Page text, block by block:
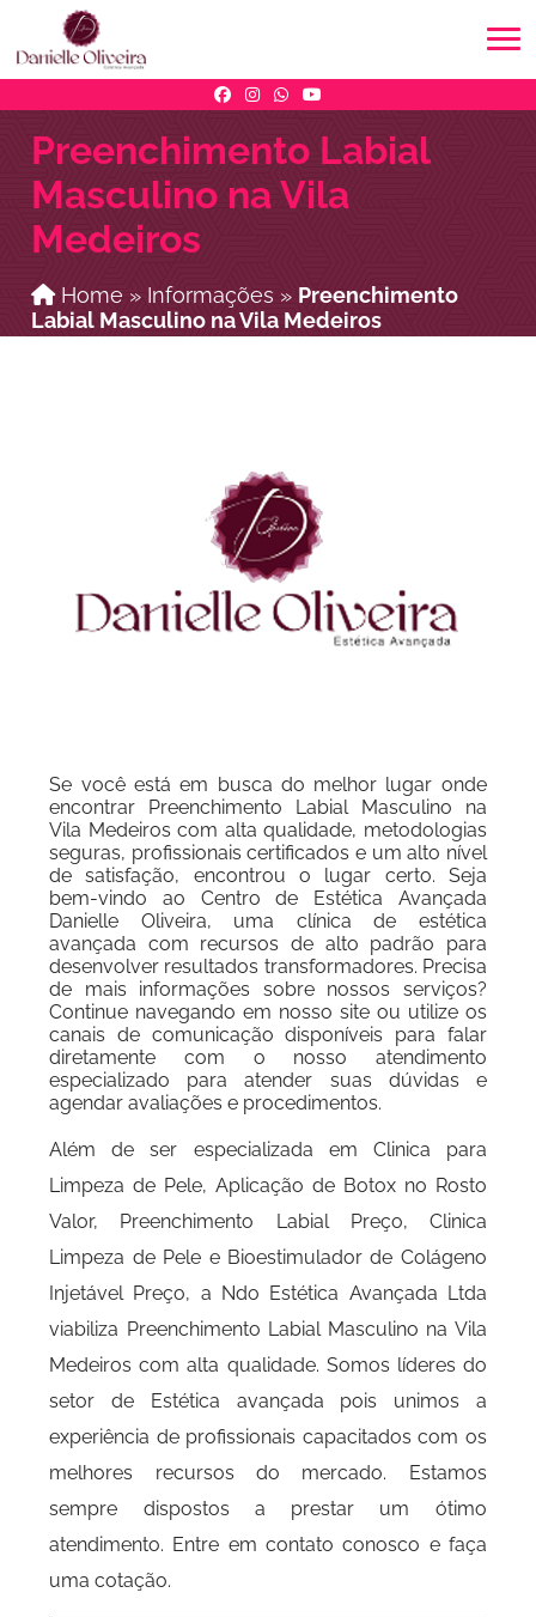
Preenchimento Labial
Masculino na Vila
Medeiros
Home » Informações » Preenchimento
Labial Masculino na Vila Medeiros
Se você está em busca do melhor lugar onde
encontrar Preenchimento Labial Masculino na
Vila Medeiros com alta qualidade, metodologias
seguras, profissionais certificados e um alto nível
de satisfação, encontrou o lugar certo. Seja
bem-vindo ao Centro de Estética Avançada
Danielle Oliveira, uma clínica de estética
avançada com recursos de alto padrão para
desenvolver resultados transformadores. Precisa
de mais informações sobre nossos serviços?
Continue navegando em nosso site ou utilize os
canais de comunicação disponíveis para falar
diretamente com o nosso atendimento
especializado para atender suas dúvidas e
agendar avaliações e procedimentos.
Além de ser especializada em Clinica para
Limpeza de Pele, Aplicação de Botox no Rosto
Valor, Preenchimento Labial Preço, Clinica
Limpeza de Pele e Bioestimulador de Colágeno
Injetável Preço, a Ndo Estética Avançada Ltda
viabiliza Preenchimento Labial Masculino na Vila
Medeiros com alta qualidade. Somos líderes do
setor de Estética avançada pois unimos a
experiência de profissionais capacitados com os
melhores recursos do mercado. Estamos
sempre dispostos a prestar um ótimo
atendimento. Entre em contato conosco e faça
uma cotação.